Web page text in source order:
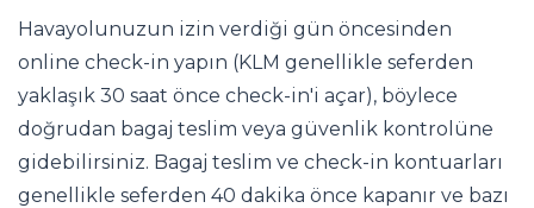
Havayolunuzun izin verdiği gün öncesinden
online check-in yapın (KLM genellikle seferden
yaklaşık 30 saat önce check-in'i açar), böylece
doğrudan bagaj teslim veya güvenlik kontrolüne
gidebilirsiniz. Bagaj teslim ve check-in kontuarları
genellikle seferden 40 dakika önce kapanır ve bazı